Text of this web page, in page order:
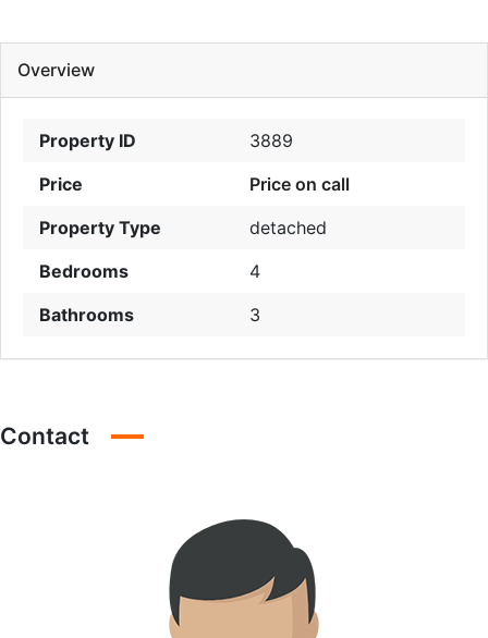
Overview
Property ID
3889
Price
Price on call
Property Type
detached
Bedrooms
4
Bathrooms
3
Contact